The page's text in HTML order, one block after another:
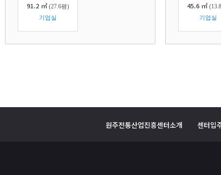
91.2 ㎡ (27.6평)
기업실
45.6 ㎡
기업실
원주전통산업진흥센터소개 센터입